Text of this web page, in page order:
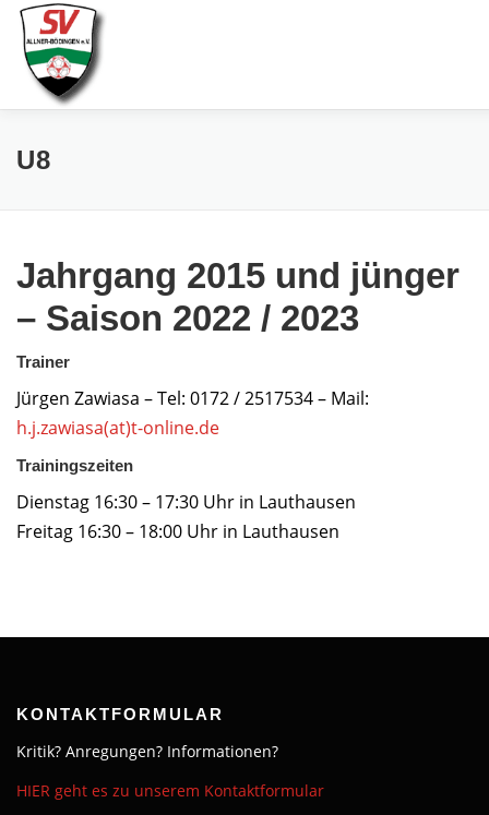
Zum
Inhalt
springen
AKTUELLES
U8
Jahrgang 2015 und jünger
– Saison 2022 / 2023
Trainer
Jürgen Zawiasa – Tel: 0172 / 2517534 – Mail:
h.j.zawiasa(at)t-online.de
Trainingszeiten
Dienstag 16:30 – 17:30 Uhr in Lauthausen
Freitag 16:30 – 18:00 Uhr in Lauthausen
KONTAKTFORMULAR
Kritik? Anregungen? Informationen?
HIER geht es zu unserem Kontaktformular